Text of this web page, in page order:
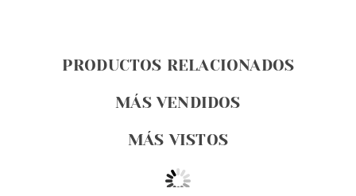
PRODUCTOS RELACIONADOS
MÁS VENDIDOS
MÁS VISTOS